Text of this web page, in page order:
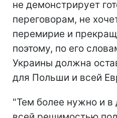
не демонстрирует
переговорам, не
перемирие и
поэтому, по его
Украины должна
для Польши и всей
"Тем более нужно и